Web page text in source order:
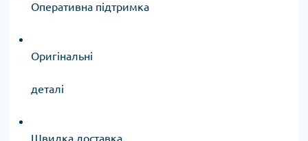
Оперативна підтримка
Оригінальні
деталі
Швидка доставка